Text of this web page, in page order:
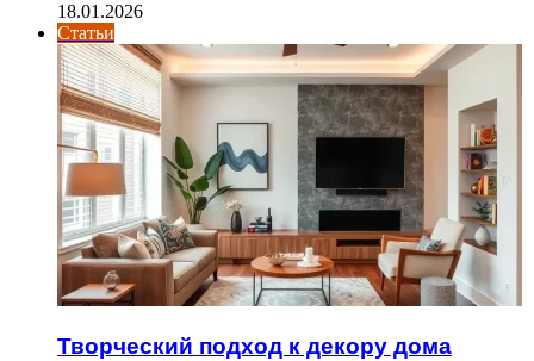
18.01.2026
Статьи
Творческий подход к декору дома